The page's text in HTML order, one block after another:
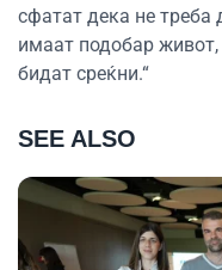
сфатат дека не треба
имаат подобар
бидат среќни.“
SEE ALSO